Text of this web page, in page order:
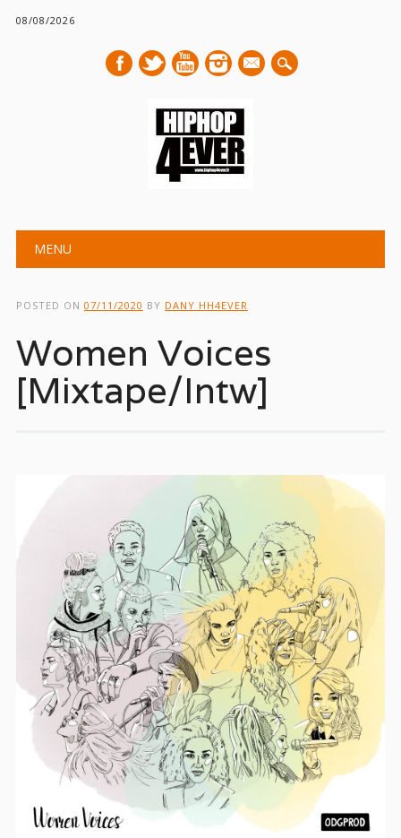
08/08/2026
mail
Main menu
MENU
POSTED ON 07/11/2020 BY DANY HH4EVER
Women Voices
[Mixtape/Intw]